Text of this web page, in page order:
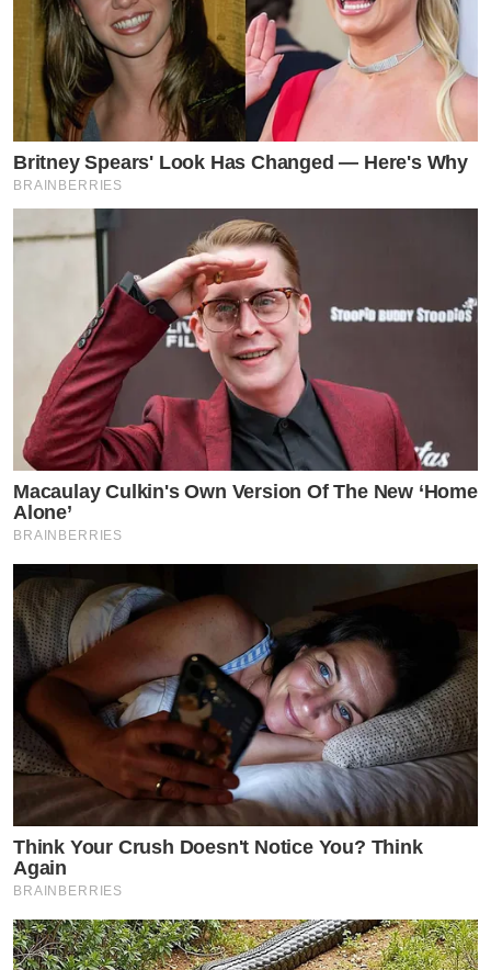
Britney Spears' Look Has Changed — Here's Why
BRAINBERRIES
Macaulay Culkin's Own Version Of The New ‘Home
Alone’
BRAINBERRIES
Think Your Crush Doesn't Notice You? Think
Again
BRAINBERRIES